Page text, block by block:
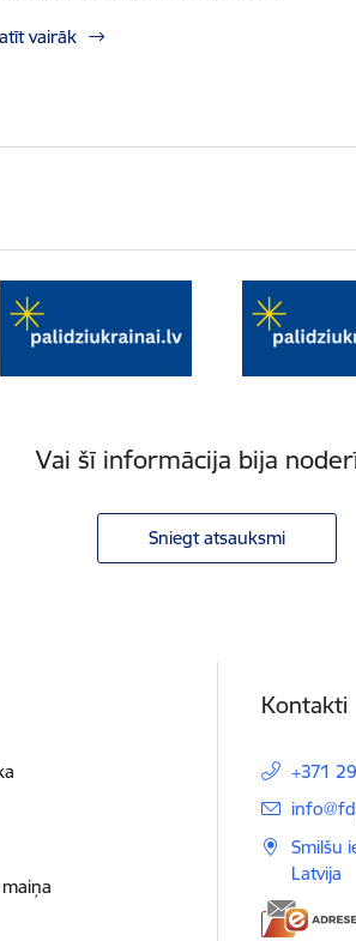
vairāk
Vai šī informācija bija
Sniegt atsauksmi
Kontakti
+371
E-pasts:
Smilšu
Latvija